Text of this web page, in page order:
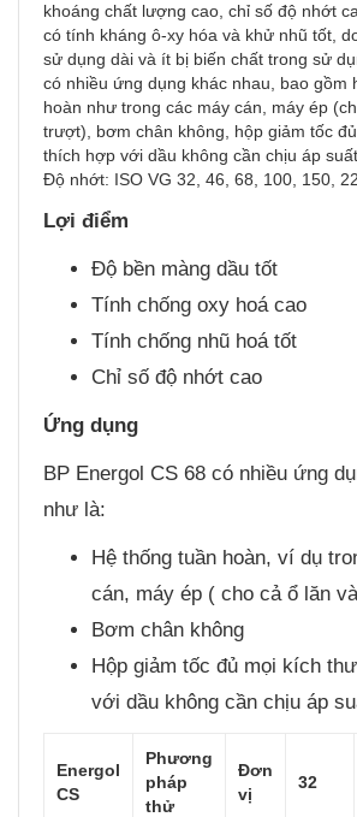
khoáng chất lượng cao, chỉ số độ nhớt
có tính kháng ô-xy hóa và khử nhũ tốt,
sử dụng dài và ít bị biến chất trong sử
có nhiều ứng dụng khác nhau, bao gồm
hoàn như trong các máy cán, máy ép
trượt), bơm chân không, hộp giảm tốc
thích hợp với dầu không cần chịu áp
Độ nhớt: ISO VG 32, 46, 68, 100, 150,
Lợi điểm
Độ bền màng dầu tốt
Tính chống oxy hoá cao
Tính chống nhũ hoá tốt
Chỉ số độ nhớt cao
Ứng dụng
BP Energol CS 68 có nhiều ứng
như là:
Hệ thống tuần hoàn, ví dụ
cán, máy ép ( cho cả ổ lăn
Bơm chân không
Hộp giảm tốc đủ mọi kích
với dầu không cần chịu áp
Energol
CS
Phương
pháp
thử
Đơn
vị
32